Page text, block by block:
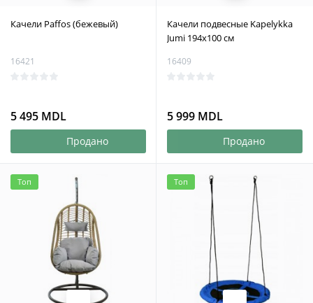
Качели Paffos (бежевый)
16421
5 495 MDL
Продано
Качели подвесные Kapelykka
Jumi 194x100 см
16409
5 999 MDL
Продано
Топ Топ